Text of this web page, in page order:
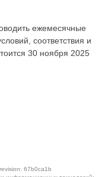
ежемесячные
соответствия и
30 ноября 2025
67b0ca1b